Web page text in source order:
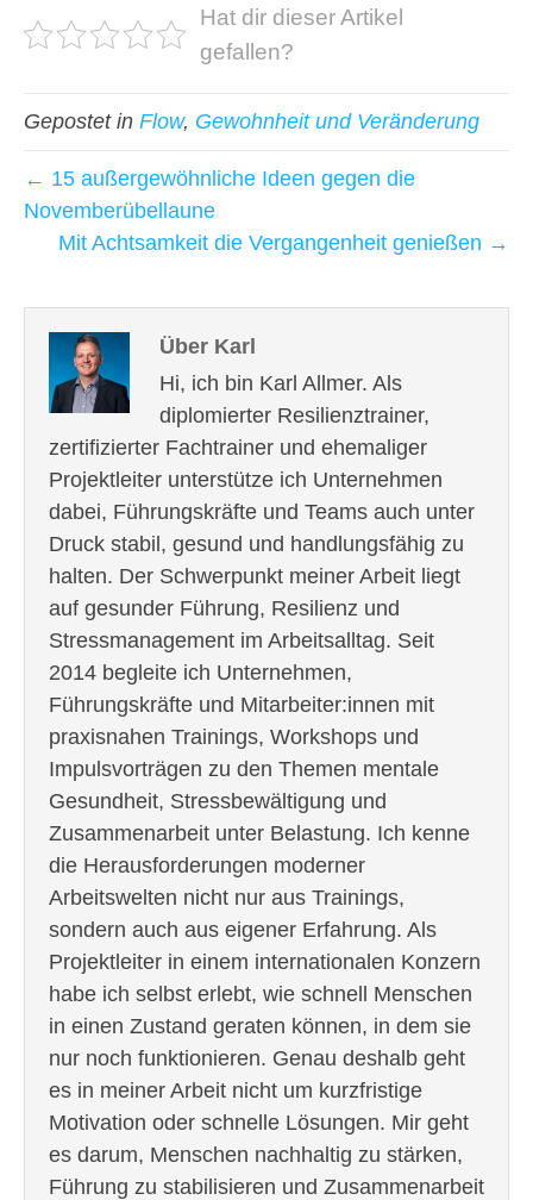
Hat dir dieser Artikel
gefallen?
Gepostet in Flow, Gewohnheit und Veränderung
← 15 außergewöhnliche Ideen gegen die
Novemberübellaune
Mit Achtsamkeit die Vergangenheit genießen →
Über Karl
Hi, ich bin Karl Allmer. Als
diplomierter Resilienztrainer,
zertifizierter Fachtrainer und ehemaliger
Projektleiter unterstütze ich Unternehmen
dabei, Führungskräfte und Teams auch unter
Druck stabil, gesund und handlungsfähig zu
halten. Der Schwerpunkt meiner Arbeit liegt
auf gesunder Führung, Resilienz und
Stressmanagement im Arbeitsalltag. Seit
2014 begleite ich Unternehmen,
Führungskräfte und Mitarbeiter:innen mit
praxisnahen Trainings, Workshops und
Impulsvorträgen zu den Themen mentale
Gesundheit, Stressbewältigung und
Zusammenarbeit unter Belastung. Ich kenne
die Herausforderungen moderner
Arbeitswelten nicht nur aus Trainings,
sondern auch aus eigener Erfahrung. Als
Projektleiter in einem internationalen Konzern
habe ich selbst erlebt, wie schnell Menschen
in einen Zustand geraten können, in dem sie
nur noch funktionieren. Genau deshalb geht
es in meiner Arbeit nicht um kurzfristige
Motivation oder schnelle Lösungen. Mir geht
es darum, Menschen nachhaltig zu stärken,
Führung zu stabilisieren und Zusammenarbeit